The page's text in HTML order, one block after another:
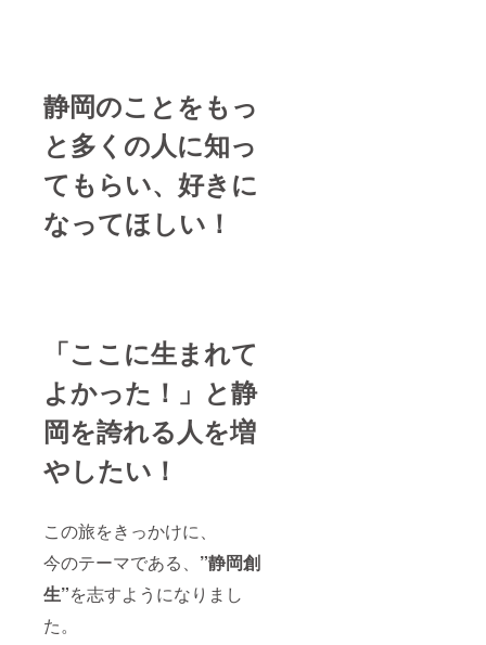
静岡のことをもっ
と多くの人に知っ
てもらい、好きに
なってほしい！
「ここに生まれて
よかった！」と静
岡を誇れる人を増
やしたい！
この旅をきっかけに、
今のテーマである、 ”静岡創
生”を志すようになりまし
た。